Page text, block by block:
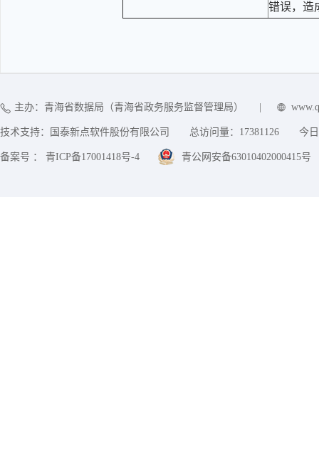
错误，造
主办：青海省数据局（青海省政务服务监督管理局）
技术支持：国泰新点软件股份有限公司 总访问量： 17381126 今
备案号 ： 青ICP备17001418号-4 青公网安备63010402000415号